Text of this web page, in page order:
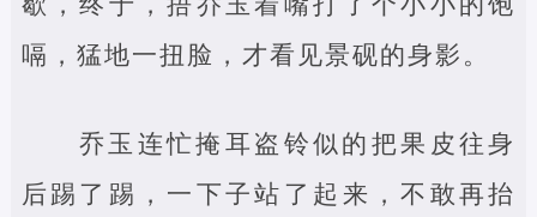
嗝，猛地一扭脸，才看见景砚的身影。
乔玉连忙掩耳盗铃似的把果皮往身
后踢了踢，一下子站了起来，不敢再抬